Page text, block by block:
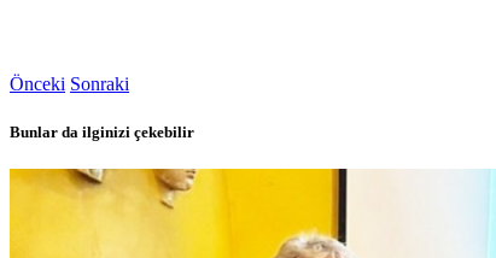
Önceki Sonraki
Bunlar da ilginizi çekebilir